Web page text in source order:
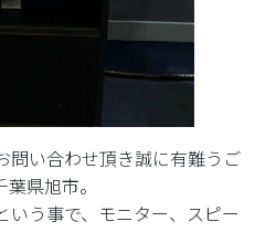
問い合わせ頂き誠に有難うご
県旭市。
いう事で、モニター、スピー